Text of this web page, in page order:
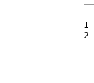
1
2